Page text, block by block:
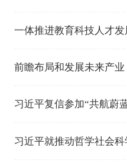
一体推进教育科技人才发
前瞻布局和发展未来产业